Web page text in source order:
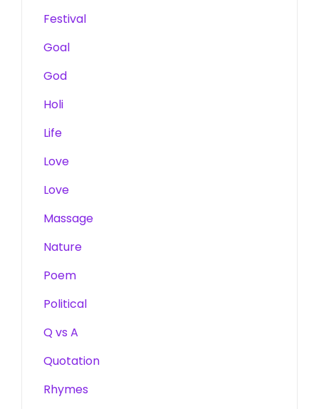
Festival
Goal
God
Holi
Life
Love
Love
Massage
Nature
Poem
Political
Q vs A
Quotation
Rhymes